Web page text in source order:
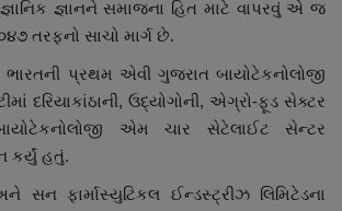
જ્ઞાનને સમાજના હિત માટે વાપરવું એ જ
તરફનો સાચો માર્ગ છે.
પ્રથમ એવી ગુજરાત બાયોટેકનોલોજી
દરિયાકાંઠાની, ઉદ્યોગોની, એગ્રો-ફૂડ સેક્ટર
એમ ચાર સેટેલાઈટ સેન્ટર
કર્યું હતું.
સન ફાર્માસ્યુટિકલ ઈન્ડસ્ટ્રીઝ લિમિટેડના